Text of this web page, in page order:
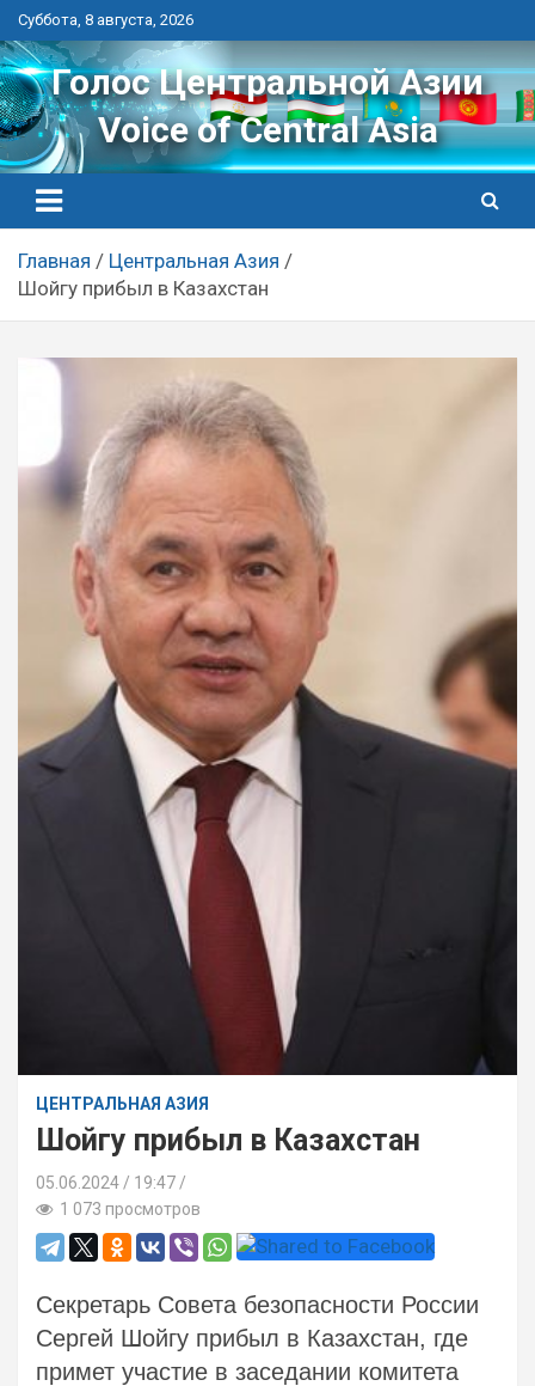
Перейти
к
контенту
Суббота, 8 августа, 2026
Голос Центральной Азии
Voice of Central Asia
Главная
Центральная Азия
Шойгу прибыл в Казахстан
ЦЕНТРАЛЬНАЯ АЗИЯ
Шойгу прибыл в Казахстан
05.06.2024
19:47 /
1 073 просмотров
Секретарь Совета безопасности России
Сергей Шойгу прибыл в Казахстан, где
примет участие в заседании комитета